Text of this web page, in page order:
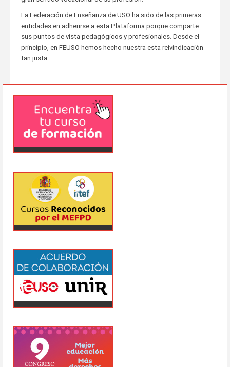
La Federación de Enseñanza de USO ha sido de las primeras
entidades en adherirse a esta Plataforma porque comparte
sus puntos de vista pedagógicos y profesionales. Desde el
principio, en FEUSO hemos hecho nuestra esta reivindicación
tan justa.